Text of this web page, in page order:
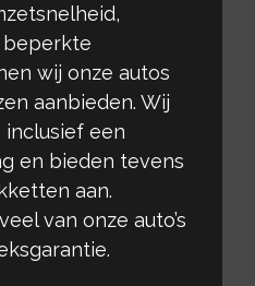
wij onze autos
aanbieden. Wij
inclusief een
en bieden tevens
aan.
van onze auto’s